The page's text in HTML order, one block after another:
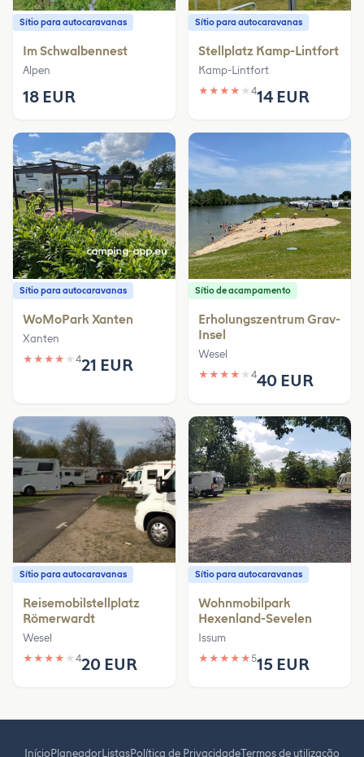
Sítio para autocaravanas
Im Schwalbennest
Alpen
18 EUR
Sítio para autocaravanas
Stellplatz Kamp-Lintfort
Kamp-Lintfort
★ ★ ★ ★ ★ 414 EUR
Sítio para autocaravanas
WoMoPark Xanten
Xanten
★ ★ ★ ★ ★ 421 EUR
Sítio de acampamento
Erholungszentrum Grav-
Insel
Wesel
★ ★ ★ ★ ★ 440 EUR
Sítio para autocaravanas
Reisemobilstellplatz
Römerwardt
Wesel
★ ★ ★ ★ ★ 420 EUR
Sítio para autocaravanas
Wohnmobilpark
Hexenland-Sevelen
Issum
★ ★ ★ ★ ★515 EUR
InícioPlaneadorListasPolítica de PrivacidadeTermos de utilização